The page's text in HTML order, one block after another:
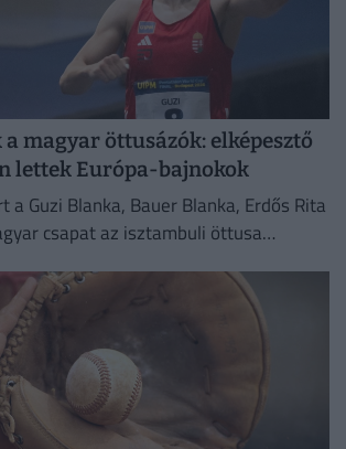
magyar öttusázók: elképesztő
lettek Európa-bajnokok
a Guzi Blanka, Bauer Blanka, Erdős Rita
csapat az isztambuli öttusa